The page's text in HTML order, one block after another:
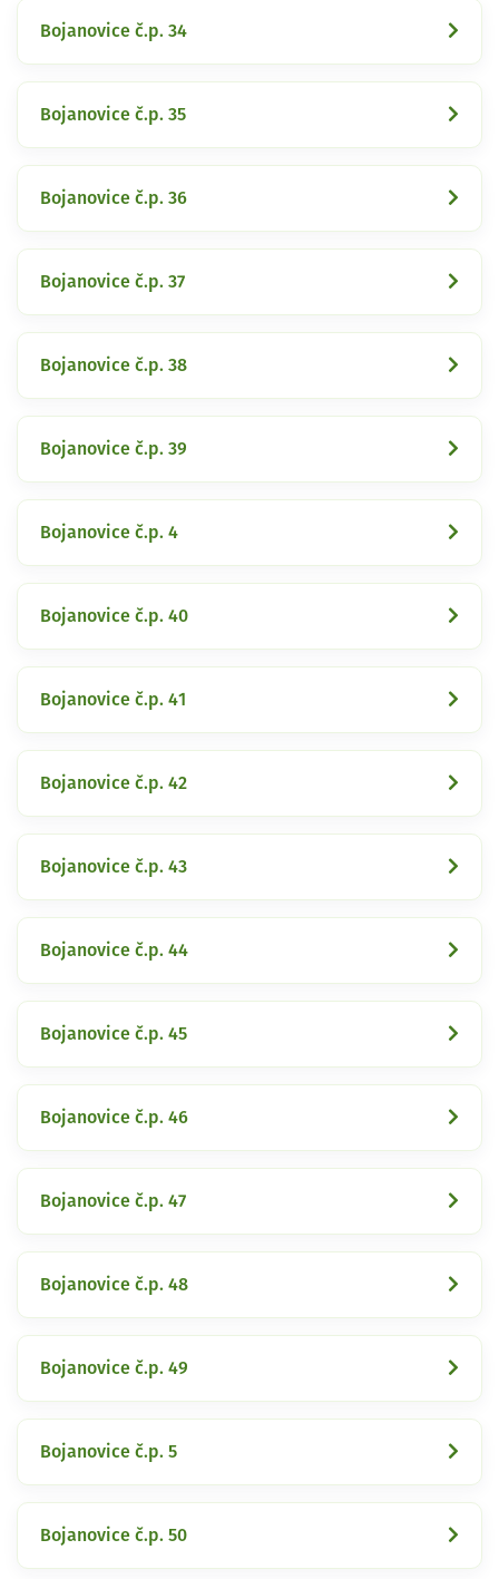
Bojanovice č.p. 34
Bojanovice č.p. 35
Bojanovice č.p. 36
Bojanovice č.p. 37
Bojanovice č.p. 38
Bojanovice č.p. 39
Bojanovice č.p. 4
Bojanovice č.p. 40
Bojanovice č.p. 41
Bojanovice č.p. 42
Bojanovice č.p. 43
Bojanovice č.p. 44
Bojanovice č.p. 45
Bojanovice č.p. 46
Bojanovice č.p. 47
Bojanovice č.p. 48
Bojanovice č.p. 49
Bojanovice č.p. 5
Bojanovice č.p. 50